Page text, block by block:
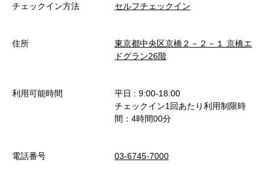
チェックイン方法 セルフチェックイン
住所
東京都中央区京橋２－２－１ 京橋エ
ドグラン26階
利用可能時間
平日 : 9:00-18:00
チェックイン1回あたり利用制限時
間：4時間00分
電話番号 03-6745-7000